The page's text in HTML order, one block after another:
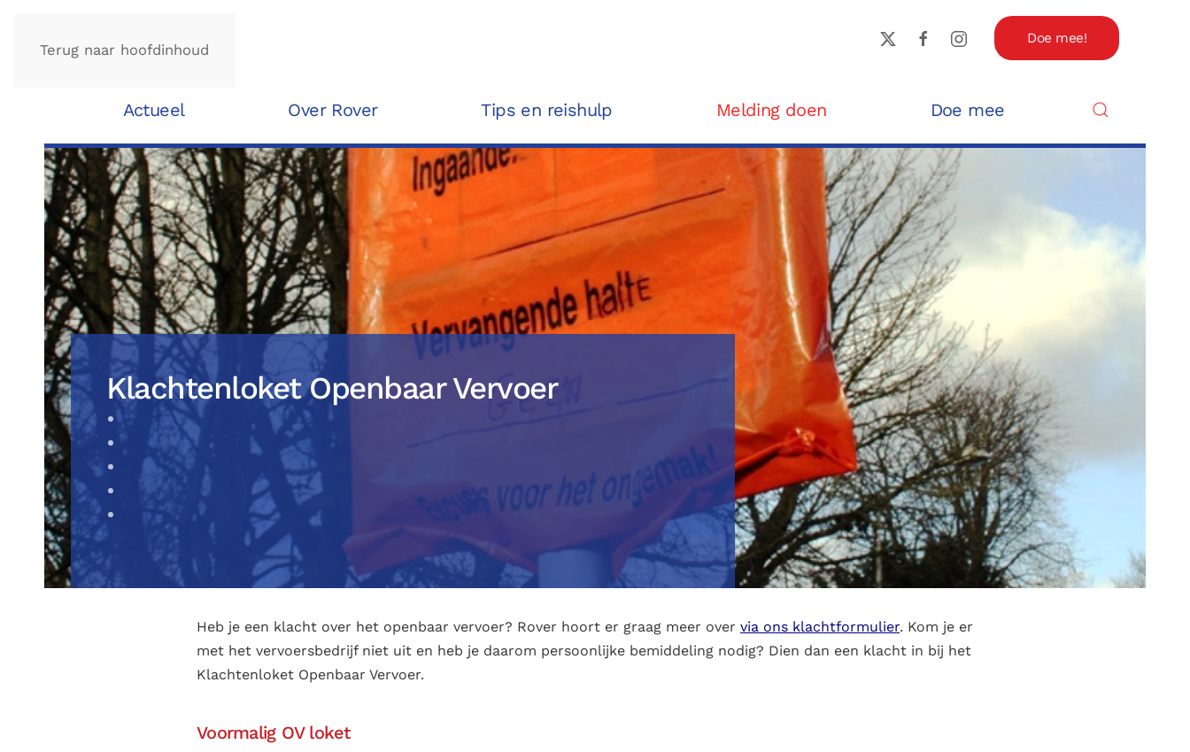
Terug naar hoofdinhoud
Doe mee!
Actueel Over Rover Tips en reishulp Melding doen Doe mee
Klachtenloket Openbaar Vervoer
Heb je een klacht over het openbaar vervoer? Rover hoort er graag meer over via ons klachtformulier. Kom je er
met het vervoersbedrijf niet uit en heb je daarom persoonlijke bemiddeling nodig? Dien dan een klacht in bij het
Klachtenloket Openbaar Vervoer.
Voormalig OV loket